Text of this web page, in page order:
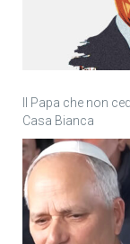
Il Papa che non
Casa Bianca